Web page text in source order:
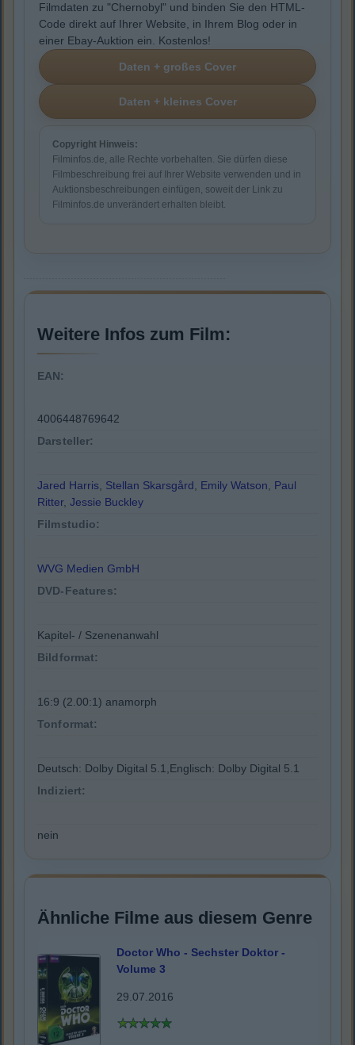
Filmdaten zu "Chernobyl" und binden Sie den HTML-
Code direkt auf Ihrer Website, in Ihrem Blog oder in
einer Ebay-Auktion ein. Kostenlos!
Copyright Hinweis:
Filminfos.de, alle Rechte vorbehalten. Sie dürfen diese
Filmbeschreibung frei auf Ihrer Website verwenden und in
Auktionsbeschreibungen einfügen, soweit der Link zu
Filminfos.de unverändert erhalten bleibt.
Weitere Infos zum Film:
EAN:
4006448769642
Darsteller:
Jared Harris, Stellan Skarsgård, Emily Watson, Paul
Ritter, Jessie Buckley
Filmstudio:
WVG Medien GmbH
DVD-Features:
Kapitel- / Szenenanwahl
Bildformat:
16:9 (2.00:1) anamorph
Tonformat:
Deutsch: Dolby Digital 5.1,Englisch: Dolby Digital 5.1
Indiziert:
nein
Ähnliche Filme aus diesem Genre
Doctor Who - Sechster Doktor -
Volume 3
29.07.2016